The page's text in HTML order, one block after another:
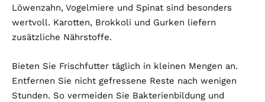
Löwenzahn, Vogelmiere und Spinat sind besonders
wertvoll. Karotten, Brokkoli und Gurken liefern
zusätzliche Nährstoffe.
Bieten Sie Frischfutter täglich in kleinen Mengen an.
Entfernen Sie nicht gefressene Reste nach wenigen
Stunden. So vermeiden Sie Bakterienbildung und